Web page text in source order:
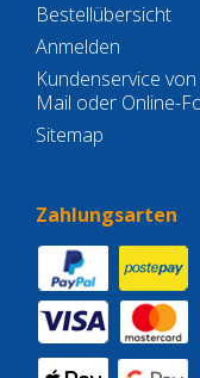
Bestellübersicht
Anmelden
Kundenservice
Mail oder Online-
Sitemap
Zahlungsarten